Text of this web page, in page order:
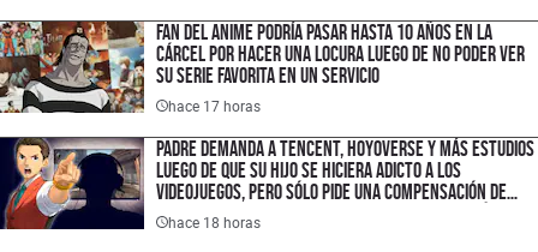
Fan del anime podría pasar hasta 10 años en la
cárcel por hacer una locura luego de no poder ver
su serie favorita en un servicio
hace 17 horas
Padre demanda a Tencent, HoyoVerse y más estudios
luego de que su hijo se hiciera adicto a los
videojuegos, pero sólo pide una compensación de
$1.50 USD porque quiere hacer un cambio histórico
en la industria
hace 18 horas